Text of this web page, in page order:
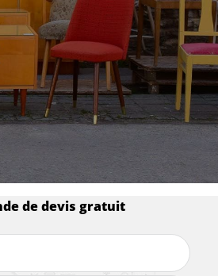
de devis gratuit